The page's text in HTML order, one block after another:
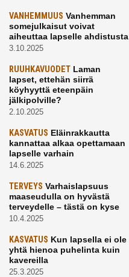
VANHEMMUUS Vanhemman
somejulkaisut voivat
aiheuttaa lapselle ahdistusta
3.10.2025
RUUHKAVUODET Laman
lapset, ettehän siirrä
köyhyyttä eteenpäin
jälkipolville?
2.10.2025
KASVATUS Eläinrakkautta
kannattaa alkaa opettamaan
lapselle varhain
14.6.2025
TERVEYS Varhaislapsuus
maaseudulla on hyvästä
terveydelle – tästä on kyse
10.4.2025
KASVATUS Kun lapsella ei ole
yhtä hienoa puhelinta kuin
kavereilla
25.3.2025